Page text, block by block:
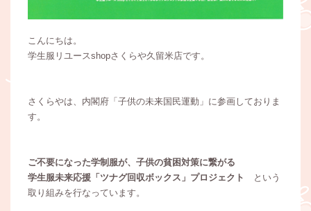
こんにちは。
学生服リユースshopさくらや久留米店です。
さくらやは、内閣府「子供の未来国民運動」に参画しておりま
す。
ご不要になった学制服が、子供の貧困対策に繋がる
学生服未来応援「ツナグ回収ボックス」プロジェクト
という
取り組みを行なっています。